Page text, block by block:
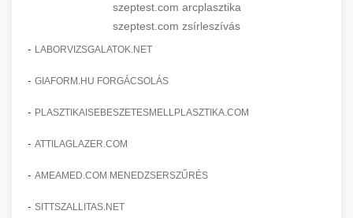
szeptest.com arcplasztika
szeptest.com zsírleszívás
- LABORVIZSGALATOK.NET
- GIAFORM.HU FORGÁCSOLÁS
- PLASZTIKAISEBESZETESMELLPLASZTIKA.COM
- ATTILAGLAZER.COM
- AMEAMED.COM MENEDZSERSZŰRÉS
- SITTSZALLITAS.NET